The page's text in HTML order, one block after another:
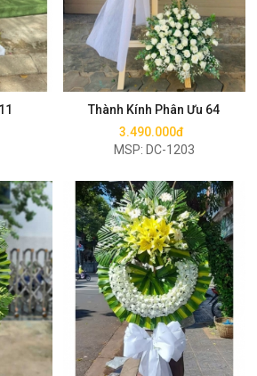
Thành Kính Phân Ưu 64
3.490.000đ
MSP: DC-1203
Mua ngay